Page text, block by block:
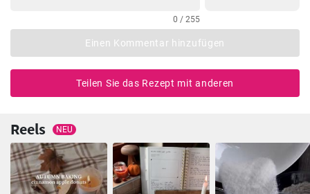
0 / 255
Einen Kommentar hinzufügen
Teilen Sie das Rezept mit anderen
Reels NEU